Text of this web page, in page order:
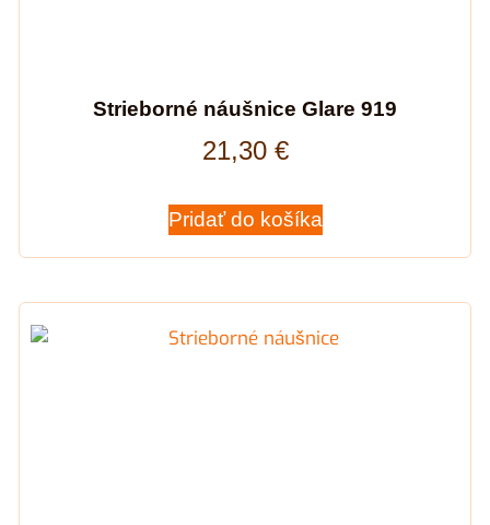
Strieborné náušnice Glare 919
21,30 €
Pridať do košíka